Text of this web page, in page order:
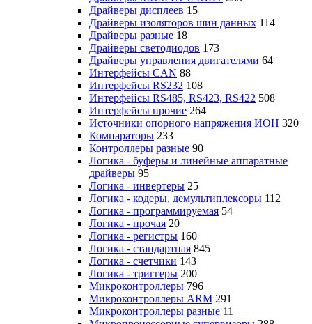
Драйверы дисплеев 15
Драйверы изоляторов шин данных 114
Драйверы разные 18
Драйверы светодиодов 173
Драйверы управления двигателями 64
Интерфейсы CAN 88
Интерфейсы RS232 108
Интерфейсы RS485, RS423, RS422 508
Интерфейсы прочие 264
Источники опорного напряжения ИОН 320
Компараторы 233
Контроллеры разные 90
Логика - буферы и линейные аппаратные
драйверы 95
Логика - инвертеры 25
Логика - кодеры, демультиплексоры 112
Логика - программируемая 54
Логика - прочая 20
Логика - регистры 160
Логика - стандартная 845
Логика - счетчики 143
Логика - триггеры 200
Микроконтроллеры 796
Микроконтроллеры ARM 291
Микроконтроллеры разные 11